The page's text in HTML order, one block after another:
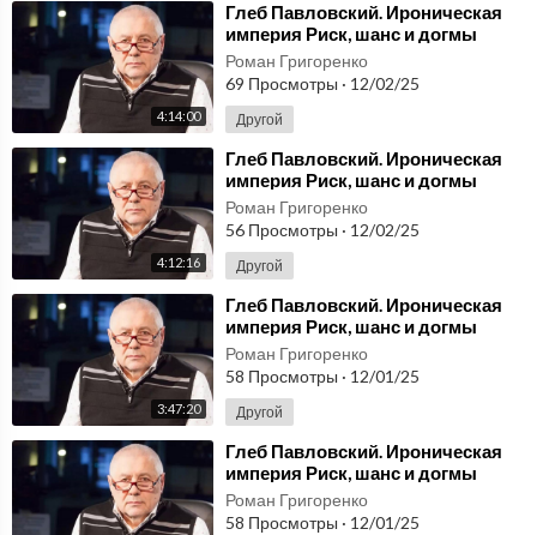
4:14:00
⁣Глеб Павловский. Ироническая
империя Риск, шанс и догмы
Системы РФ (украинский) 2
Роман Григоренко
69 Просмотры · 12/02/25
Другой
4:12:16
⁣Глеб Павловский. Ироническая
империя Риск, шанс и догмы
Системы РФ (украинский) 1
Роман Григоренко
56 Просмотры · 12/02/25
Другой
3:47:20
⁣Глеб Павловский. Ироническая
империя Риск, шанс и догмы
Системы РФ (узбекский) 3
Роман Григоренко
58 Просмотры · 12/01/25
Другой
⁣Глеб Павловский. Ироническая
империя Риск, шанс и догмы
Системы РФ (узбекский) 2
Роман Григоренко
58 Просмотры · 12/01/25